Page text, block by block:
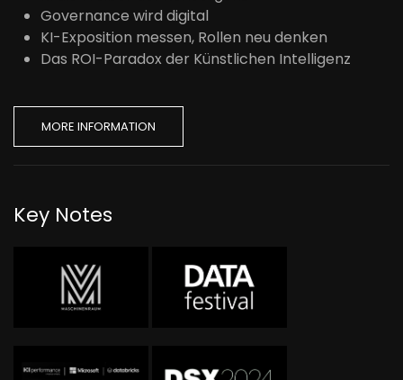
Governance wird digital
KI-Exposition messen, Rollen neu denken
Das ROI-Paradox der Künstlichen Intelligenz
MORE INFORMATION
Key Notes